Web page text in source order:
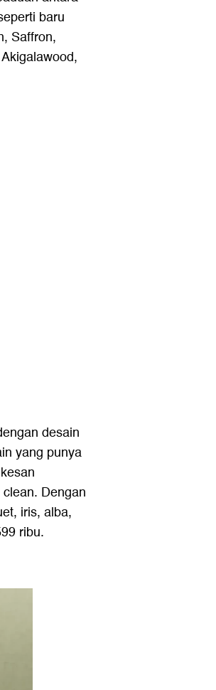
baru
Saffron,
desain
yang punya
Dengan
iris, alba,
ribu.